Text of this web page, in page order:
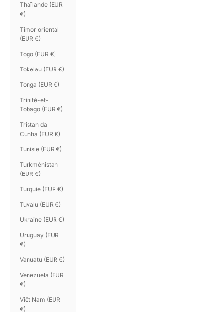
Thaïlande (EUR
€)
Timor oriental
(EUR €)
Togo (EUR €)
Tokelau (EUR €)
Tonga (EUR €)
Trinité-et-
Tobago (EUR €)
Tristan da
Cunha (EUR €)
Tunisie (EUR €)
Turkménistan
(EUR €)
Turquie (EUR €)
Tuvalu (EUR €)
Ukraine (EUR €)
Uruguay (EUR
€)
Vanuatu (EUR €)
Venezuela (EUR
€)
Viêt Nam (EUR
€)